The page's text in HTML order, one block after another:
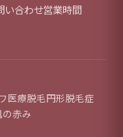
い合わせ営業時間
医療脱毛円形脱毛症
の赤み